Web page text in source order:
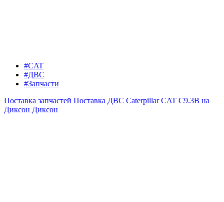
#CAT
#ДВС
#Запчасти
Поставка запчастей Поставка ДВС Caterpillar CAT C9.3B на
Диксон Диксон